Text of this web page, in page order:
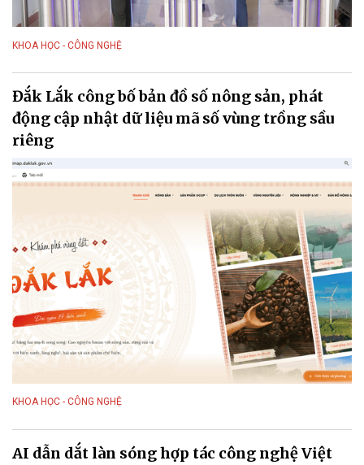
KHOA HỌC - CÔNG NGHỆ
Đắk Lắk công bố bản đồ số nông sản, phát
động cập nhật dữ liệu mã số vùng trồng sầu
riêng
KHOA HỌC - CÔNG NGHỆ
AI dẫn dắt làn sóng hợp tác công nghệ Việt